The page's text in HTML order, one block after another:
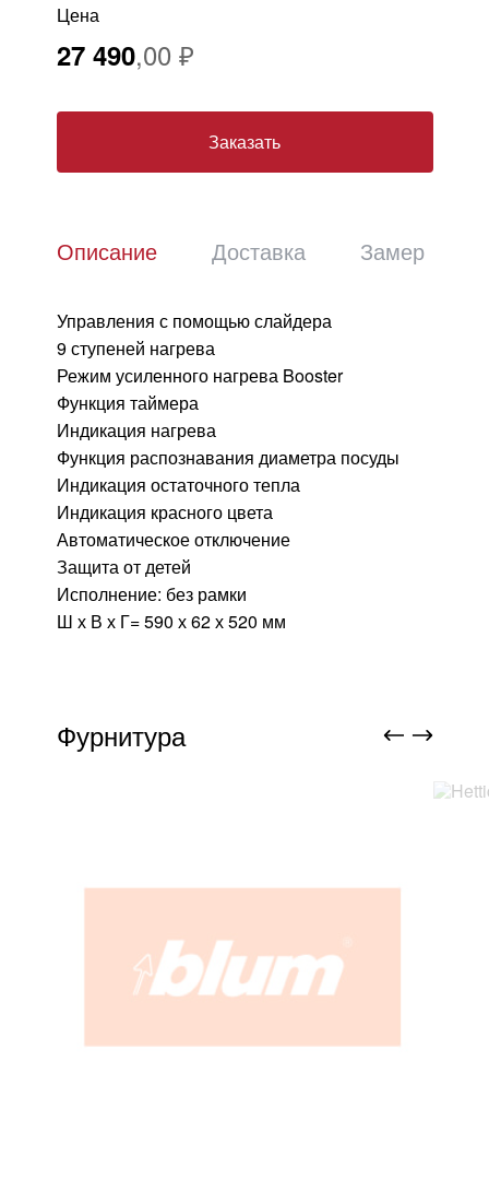
Цена
27 490
Заказать
Описание Доставка Замер
Управления с помощью слайдера
9 ступеней нагрева
Режим усиленного нагрева Booster
Функция таймера
Индикация нагрева
Функция распознавания диаметра посуды
Индикация остаточного тепла
Индикация красного цвета
Автоматическое отключение
Защита от детей
Исполнение: без рамки
Ш х В х Г= 590 х 62 х 520 мм
Фурнитура